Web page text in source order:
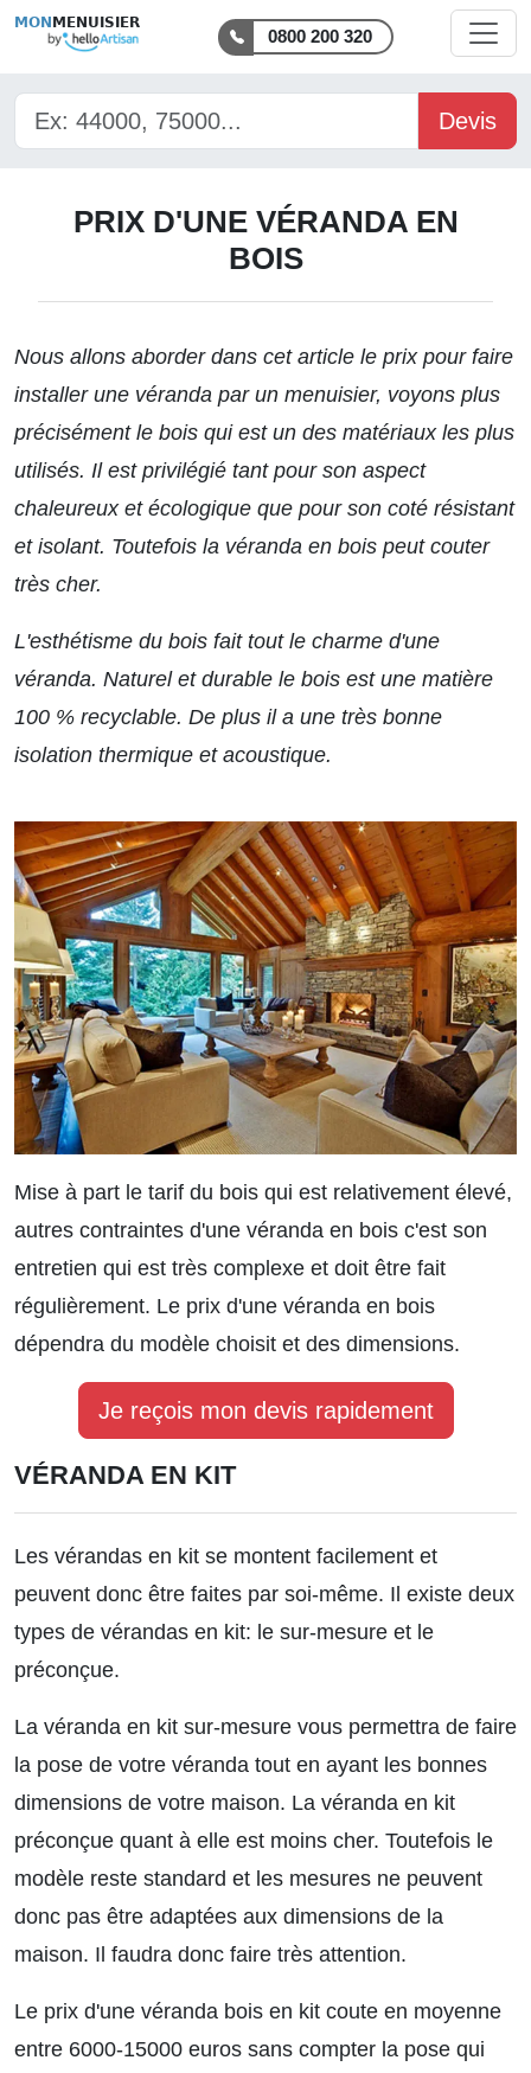
MON MENUISIER
0800 200 320
Devis
PRIX D'UNE VÉRANDA EN
BOIS
Nous allons aborder dans cet article le prix pour faire
installer une véranda par un menuisier, voyons plus
précisément le bois qui est un des matériaux les plus
utilisés. Il est privilégié tant pour son aspect
chaleureux et écologique que pour son coté résistant
et isolant. Toutefois la véranda en bois peut couter
très cher.
L'esthétisme du bois fait tout le charme d'une
véranda. Naturel et durable le bois est une matière
100 % recyclable. De plus il a une très bonne
isolation thermique et acoustique.
Mise à part le tarif du bois qui est relativement élevé,
autres contraintes d'une véranda en bois c'est son
entretien qui est très complexe et doit être fait
régulièrement. Le prix d'une véranda en bois
dépendra du modèle choisit et des dimensions.
Je reçois mon devis rapidement
VÉRANDA EN KIT
Les vérandas en kit se montent facilement et
peuvent donc être faites par soi-même. Il existe deux
types de vérandas en kit: le sur-mesure et le
préconçue.
La véranda en kit sur-mesure vous permettra de faire
la pose de votre véranda tout en ayant les bonnes
dimensions de votre maison. La véranda en kit
préconçue quant à elle est moins cher. Toutefois le
modèle reste standard et les mesures ne peuvent
donc pas être adaptées aux dimensions de la
maison. Il faudra donc faire très attention.
Le prix d'une véranda bois en kit coute en moyenne
entre 6000-15000 euros sans compter la pose qui